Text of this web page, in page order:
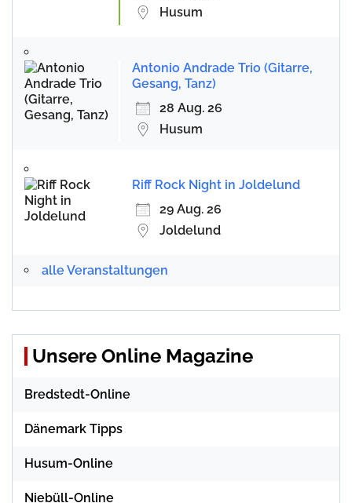
Husum
Antonio Andrade Trio (Gitarre,
Gesang, Tanz)
28 Aug. 26
Husum
Riff Rock Night in Joldelund
29 Aug. 26
Joldelund
alle Veranstaltungen
Unsere Online Magazine
Bredstedt-Online
Dänemark Tipps
Husum-Online
Niebüll-Online